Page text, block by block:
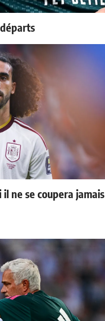
ne se coupera jamais